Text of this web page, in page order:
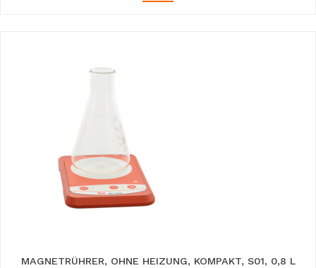
MAGNETRÜHRER, OHNE HEIZUNG, KOMPAKT, S01, 0,8 L